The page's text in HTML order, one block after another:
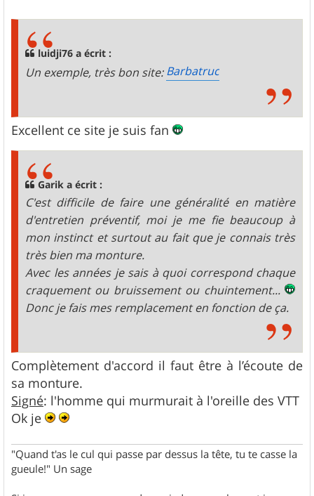
luidji76 a écrit :
Un exemple, très bon site:Barbatruc
Excellent ce site je suis fan
Garik a écrit :
C'est difficile de faire une généralité en matière
d'entretien préventif, moi je me fie beaucoup à
mon instinct et surtout au fait que je connais très
très bien ma monture.
Avec les années je sais à quoi correspond chaque
craquement ou bruissement ou chuintement...
Donc je fais mes remplacement en fonction de ça.
Complètement d'accord il faut être à l’écoute de
sa monture.
Signé: l'homme qui murmurait à l'oreille des VTT
Ok je
"Quand t'as le cul qui passe par dessus la tête, tu te casse la
gueule!" Un sage